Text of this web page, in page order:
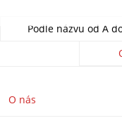
Podle názvu od A
O nás